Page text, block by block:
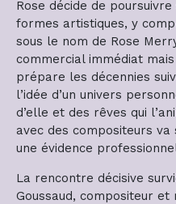
Rose décide de
formes artistiques, y
sous le nom de Rose
commercial immédiat
prépare les décennies
l’idée d’un univers
d’elle et des rêves qui
avec des compositeurs va
une évidence
La rencontre décisive
Goussaud, compositeur et